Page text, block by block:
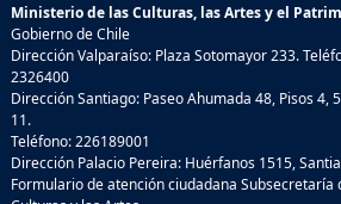
Ministerio de las Culturas, las Artes y el
Gobierno de Chile
Dirección Valparaíso: Plaza Sotomayor 233.
2326400
Dirección Santiago: Paseo Ahumada 48, Pisos 4,
11.
Teléfono: 226189001
Dirección Palacio Pereira: Huérfanos 1515,
Formulario de atención ciudadana Subsecretaría